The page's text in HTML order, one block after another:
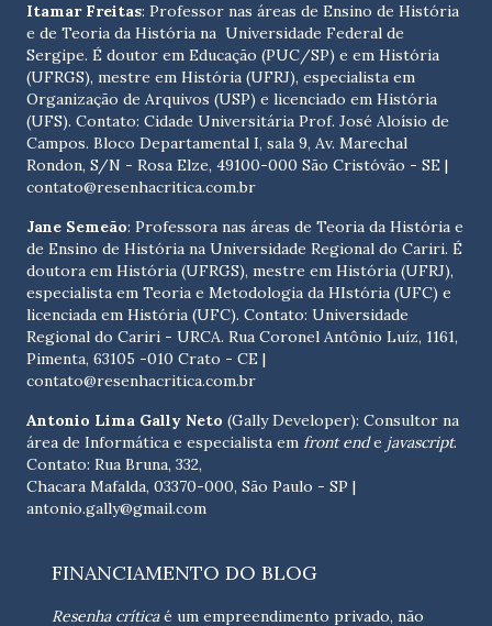
Itamar Freitas: Professor nas áreas de Ensino de História
e de Teoria da História na Universidade Federal de
Sergipe. É doutor em Educação (PUC/SP) e em História
(UFRGS), mestre em História (UFRJ), especialista em
Organização de Arquivos (USP) e licenciado em História
(UFS). Contato: Cidade Universitária Prof. José Aloísio de
Campos. Bloco Departamental I, sala 9, Av. Marechal
Rondon, S/N - Rosa Elze, 49100-000 São Cristóvão - SE |
contato@resenhacritica.com.br
Jane Semeão: Professora nas áreas de Teoria da História e
de Ensino de História na Universidade Regional do Cariri. É
doutora em História (UFRGS), mestre em História (UFRJ),
especialista em Teoria e Metodologia da HIstória (UFC) e
licenciada em História (UFC). Contato: Universidade
Regional do Cariri - URCA. Rua Coronel Antônio Luíz, 1161,
Pimenta, 63105 -010 Crato - CE |
contato@resenhacritica.com.br
Antonio Lima Gally Neto (Gally Developer): Consultor na
área de Informática e especialista em front ende javascript.
Contato: Rua Bruna, 332,
Chacara Mafalda, 03370-000, São Paulo - SP |
antonio.gally@gmail.com
FINANCIAMENTO DO BLOG
Resenha críticaé um empreendimento privado, não